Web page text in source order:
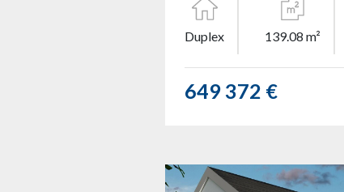
Duplex 139.08 m²
649 372 €